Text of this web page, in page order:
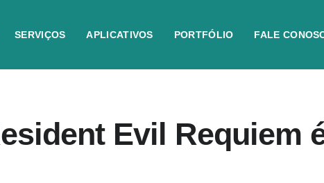
SERVIÇOS APLICATIVOS PORTFÓLIO FALE
Evil Requiem